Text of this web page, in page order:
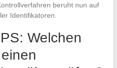
beruht nun auf
Identifikatoren.
Welchen